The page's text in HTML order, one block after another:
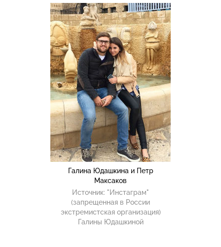
Галина Юдашкина и Петр
Максаков
Источник: "Инстаграм"
(запрещенная в России
экстремистская организация)
Галины Юдашкиной